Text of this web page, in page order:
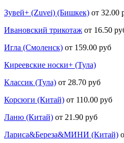
Зувей+ (Zuvei) (Бишкек) от 32.00
Ивановский трикотаж от 16.50
Игла (Смоленск) от 159.00 руб
Киреевские носки+ (Тула)
Классик (Тула) от 28.70 руб
Корсюги (Китай) от 110.00 руб
Ланю (Китай) от 21.90 руб
Лариса&Береза&МИНИ (Китай)